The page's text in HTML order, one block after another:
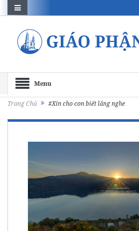
Menu
Trang Chủ #Xin cho con biết lắng nghe